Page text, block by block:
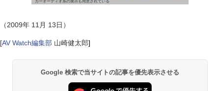
カーオーディオ系の展示も用意されている
（2009年 11月 13日）
[AV Watch編集部 山崎健太郎]
Google 検索で当サイトの記事を優先表示させる